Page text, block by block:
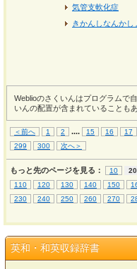
気管支軟化症
きかんしなんかし
Weblioのさくいんはプログラムで
いんの配置が含まれていることも
＜前へ 1 2 .... 15 16 17
299 300 次へ＞
もっと先のページを見る： 10 20
110
120 130 140 150
230
240 250 260 270
英和・和英収録辞書